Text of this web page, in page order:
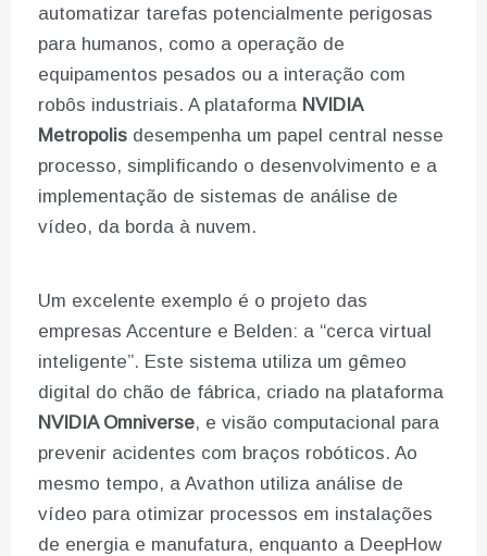
automatizar tarefas potencialmente perigosas
para humanos, como a operação de
equipamentos pesados ou a interação com
robôs industriais. A plataforma NVIDIA
Metropolis desempenha um papel central nesse
processo, simplificando o desenvolvimento e a
implementação de sistemas de análise de
vídeo, da borda à nuvem.
Um excelente exemplo é o projeto das
empresas Accenture e Belden: a “cerca virtual
inteligente”. Este sistema utiliza um gêmeo
digital do chão de fábrica, criado na plataforma
NVIDIA Omniverse, e visão computacional para
prevenir acidentes com braços robóticos. Ao
mesmo tempo, a Avathon utiliza análise de
vídeo para otimizar processos em instalações
de energia e manufatura, enquanto a DeepHow